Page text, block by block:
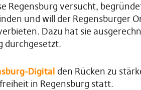
Regensburg versucht,
und will der Regensburger
Dazu hat sie
durchgesetzt.
Digital den Rücken zu
in Regensburg statt.